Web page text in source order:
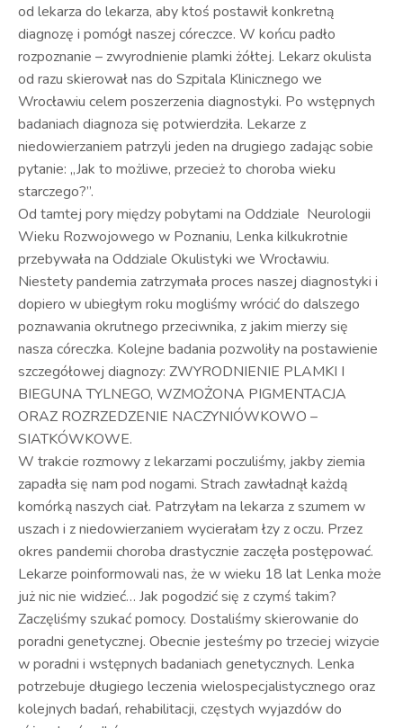
od lekarza do lekarza, aby ktoś postawił konkretną
diagnozę i pomógł naszej córeczce. W końcu padło
rozpoznanie – zwyrodnienie plamki żółtej. Lekarz okulista
od razu skierował nas do Szpitala Klinicznego we
Wrocławiu celem poszerzenia diagnostyki. Po wstępnych
badaniach diagnoza się potwierdziła. Lekarze z
niedowierzaniem patrzyli jeden na drugiego zadając sobie
pytanie: „Jak to możliwe, przecież to choroba wieku
starczego?”.
Od tamtej pory między pobytami na Oddziale Neurologii
Wieku Rozwojowego w Poznaniu, Lenka kilkukrotnie
przebywała na Oddziale Okulistyki we Wrocławiu.
Niestety pandemia zatrzymała proces naszej diagnostyki i
dopiero w ubiegłym roku mogliśmy wrócić do dalszego
poznawania okrutnego przeciwnika, z jakim mierzy się
nasza córeczka. Kolejne badania pozwoliły na postawienie
szczegółowej diagnozy: ZWYRODNIENIE PLAMKI I
BIEGUNA TYLNEGO, WZMOŻONA PIGMENTACJA
ORAZ ROZRZEDZENIE NACZYNIÓWKOWO –
SIATKÓWKOWE.
W trakcie rozmowy z lekarzami poczuliśmy, jakby ziemia
zapadła się nam pod nogami. Strach zawładnął każdą
komórką naszych ciał. Patrzyłam na lekarza z szumem w
uszach i z niedowierzaniem wycierałam łzy z oczu. Przez
okres pandemii choroba drastycznie zaczęła postępować.
Lekarze poinformowali nas, że w wieku 18 lat Lenka może
już nic nie widzieć… Jak pogodzić się z czymś takim?
Zaczęliśmy szukać pomocy. Dostaliśmy skierowanie do
poradni genetycznej. Obecnie jesteśmy po trzeciej wizycie
w poradni i wstępnych badaniach genetycznych. Lenka
potrzebuje długiego leczenia wielospecjalistycznego oraz
kolejnych badań, rehabilitacji, częstych wyjazdów do